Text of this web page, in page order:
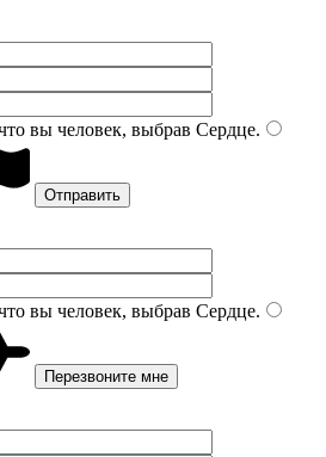
вы человек, выбрав Сердце.
вы человек, выбрав Сердце.